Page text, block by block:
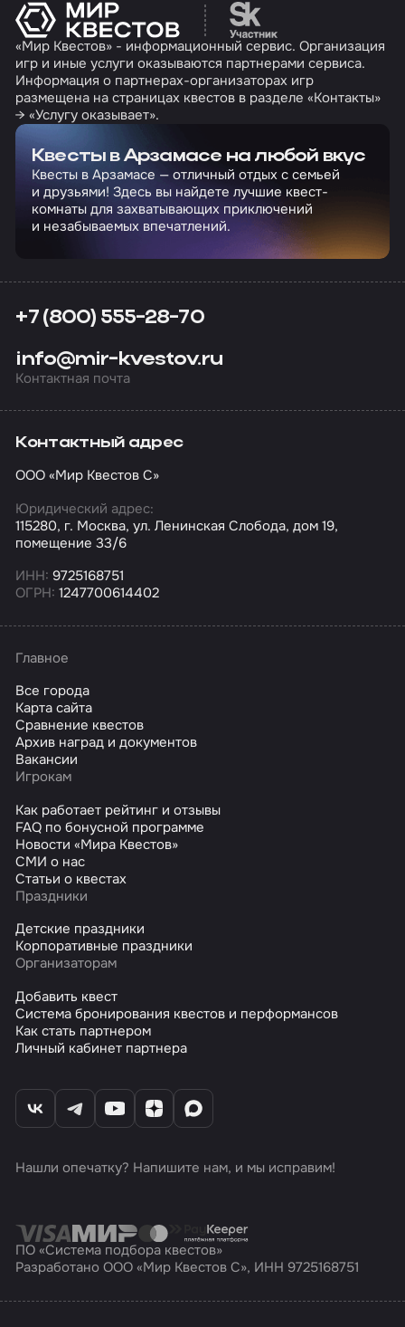
Перейти на сайт
«Мир Квестов» - информационный сервис. Организация
игр и иные услуги оказываются партнерами сервиса.
Информация о партнерах-организаторах игр
размещена на страницах квестов в разделе «Контакты»
→ «Услугу оказывает».
Квесты в Арзамасе на любой вкус
Квесты в Арзамасе — отличный отдых с семьей
и друзьями! Здесь вы найдете лучшие квест-
комнаты для захватывающих приключений
и незабываемых впечатлений.
+7 (800) 555-28-70
info@mir-kvestov.ru
Контактная почта
Контактный адрес
ООО «Мир Квестов С»
Юридический адрес:
115280, г. Москва, ул. Ленинская Слобода, дом 19,
помещение 33/6
ИНН: 9725168751
ОГРН: 1247700614402
Главное
Все города
Карта сайта
Сравнение квестов
Архив наград и документов
Вакансии
Игрокам
Как работает рейтинг и отзывы
FAQ по бонусной программе
Новости «Мира Квестов»
СМИ о нас
Статьи о квестах
Праздники
Детские праздники
Корпоративные праздники
Организаторам
Добавить квест
Система бронирования квестов и перформансов
Как стать партнером
Личный кабинет партнера
Нашли опечатку? Напишите нам, и мы исправим!
ПО «Система подбора квестов»
Разработано ООО «Мир Квестов С», ИНН 9725168751